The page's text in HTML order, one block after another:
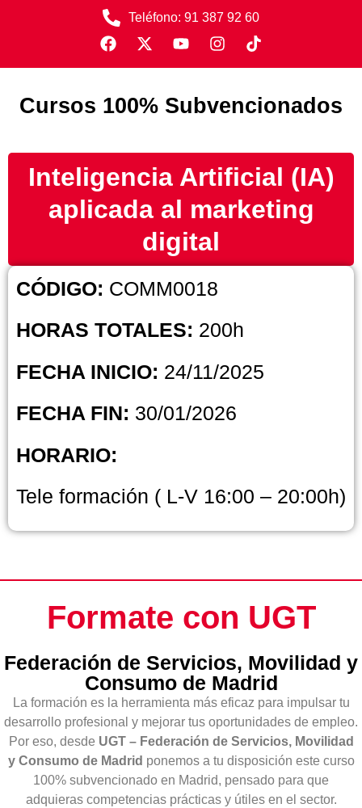
Teléfono: 91 387 92 60
Cursos 100% Subvencionados
Inteligencia Artificial (IA)
aplicada al marketing
digital
CÓDIGO: COMM0018
HORAS TOTALES: 200h
FECHA INICIO: 24/11/2025
FECHA FIN: 30/01/2026
HORARIO:
Tele formación ( L-V 16:00 – 20:00h)
Formate con UGT
Federación de Servicios, Movilidad y
Consumo de Madrid
La formación es la herramienta más eficaz para impulsar tu
desarrollo profesional y mejorar tus oportunidades de empleo.
Por eso, desde UGT – Federación de Servicios, Movilidad
y Consumo de Madrid ponemos a tu disposición este curso
100% subvencionado en Madrid, pensado para que
adquieras competencias prácticas y útiles en el sector.